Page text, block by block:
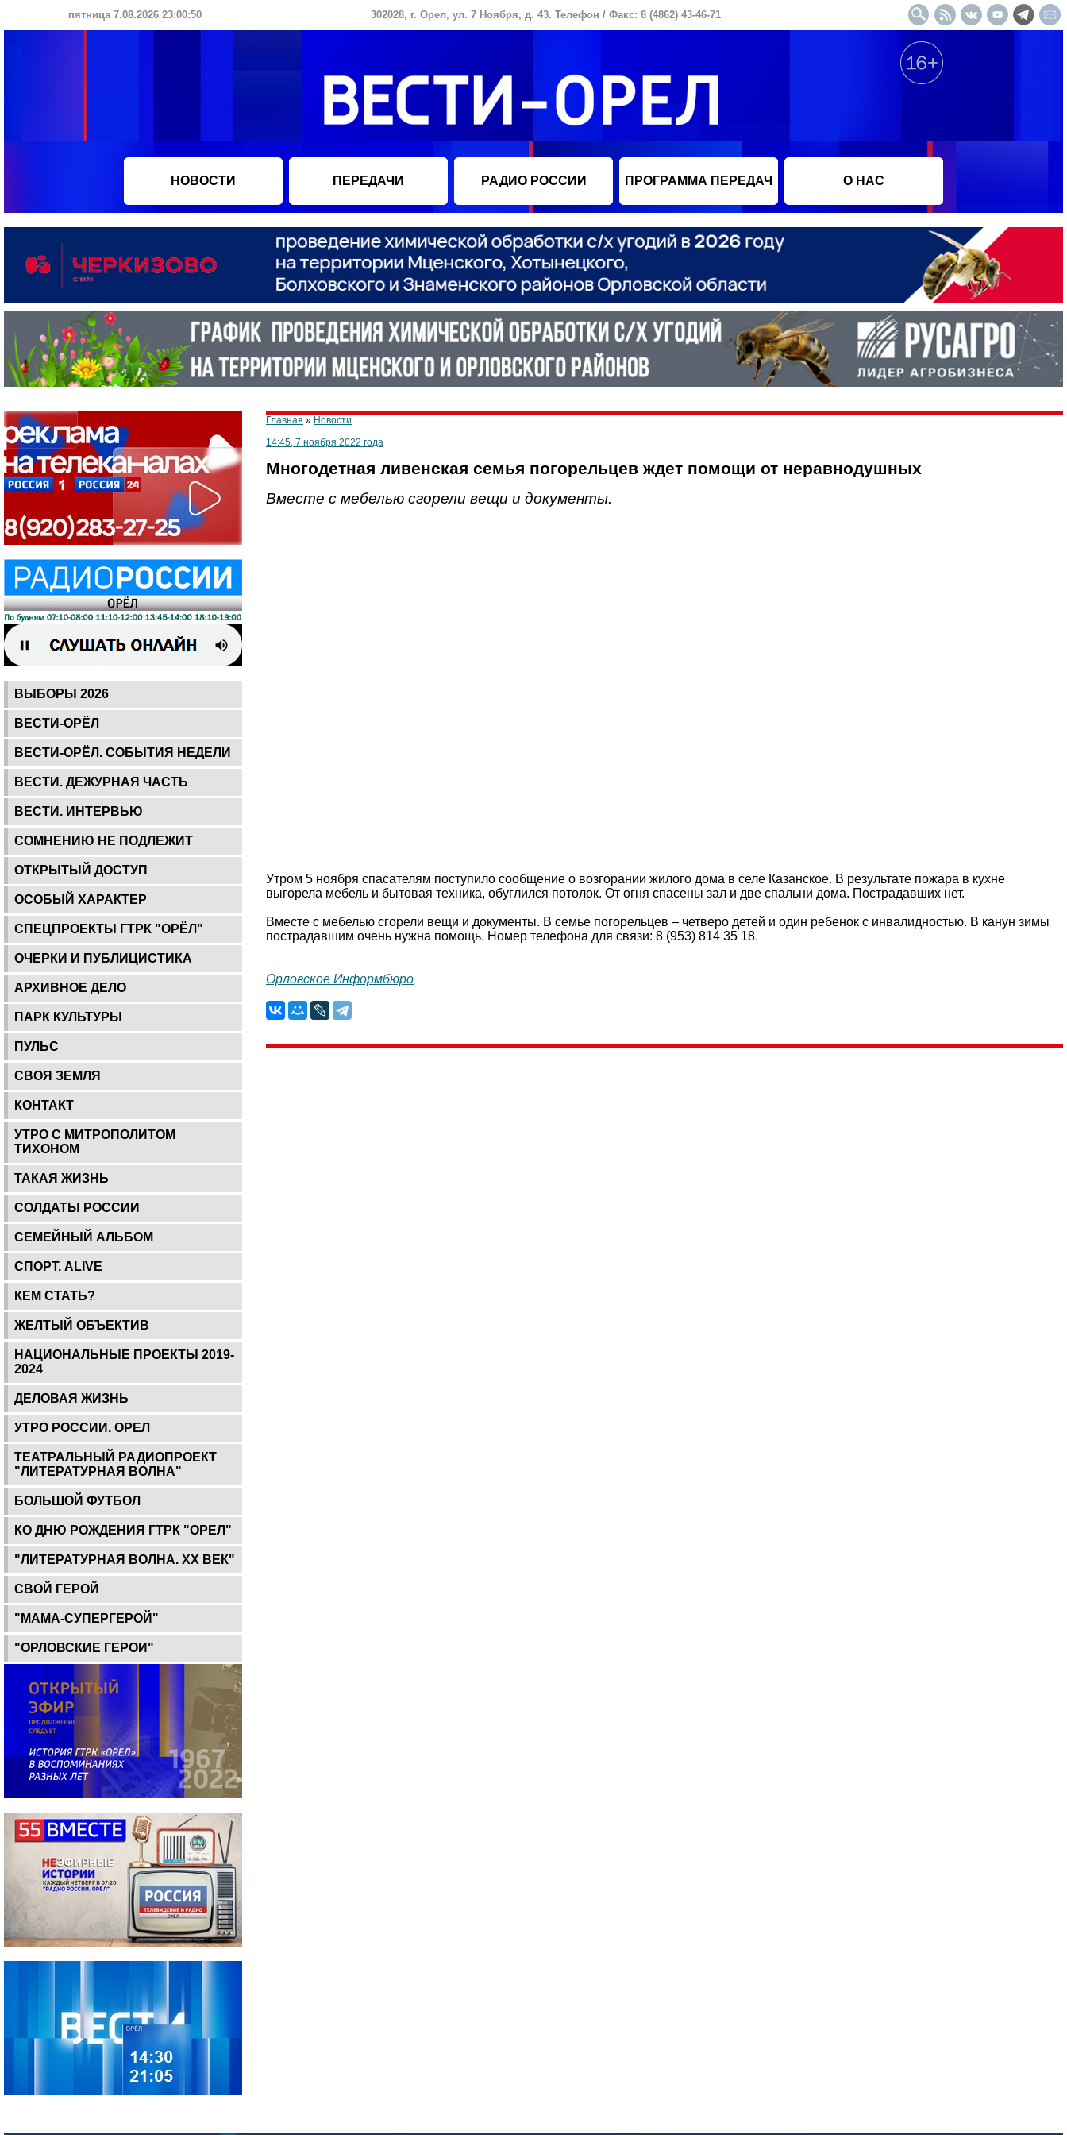
пятница 7.08.2026 23:00:51 302028, г. Орел, ул. 7 Ноября, д. 43. Телефон / Факс: 8 (4862) 43-46-71
НОВОСТИ ПЕРЕДАЧИ РАДИО РОССИИ ПРОГРАММА ПЕРЕДАЧ О НАС
ВЫБОРЫ 2026
ВЕСТИ-ОРЁЛ
ВЕСТИ-ОРЁЛ. СОБЫТИЯ НЕДЕЛИ
ВЕСТИ. ДЕЖУРНАЯ ЧАСТЬ
ВЕСТИ. ИНТЕРВЬЮ
СОМНЕНИЮ НЕ ПОДЛЕЖИТ
ОТКРЫТЫЙ ДОСТУП
ОСОБЫЙ ХАРАКТЕР
СПЕЦПРОЕКТЫ ГТРК "ОРЁЛ"
ОЧЕРКИ И ПУБЛИЦИСТИКА
АРХИВНОЕ ДЕЛО
ПАРК КУЛЬТУРЫ
ПУЛЬС
СВОЯ ЗЕМЛЯ
КОНТАКТ
УТРО С МИТРОПОЛИТОМ
ТИХОНОМ
ТАКАЯ ЖИЗНЬ
СОЛДАТЫ РОССИИ
СЕМЕЙНЫЙ АЛЬБОМ
СПОРТ. ALIVE
КЕМ СТАТЬ?
ЖЕЛТЫЙ ОБЪЕКТИВ
НАЦИОНАЛЬНЫЕ ПРОЕКТЫ 2019-
2024
ДЕЛОВАЯ ЖИЗНЬ
УТРО РОССИИ. ОРЕЛ
ТЕАТРАЛЬНЫЙ РАДИОПРОЕКТ
"ЛИТЕРАТУРНАЯ ВОЛНА"
БОЛЬШОЙ ФУТБОЛ
КО ДНЮ РОЖДЕНИЯ ГТРК "ОРЕЛ"
"ЛИТЕРАТУРНАЯ ВОЛНА. ХХ ВЕК"
СВОЙ ГЕРОЙ
"МАМА-СУПЕРГЕРОЙ"
"ОРЛОВСКИЕ ГЕРОИ"
Главная » Новости
14:45, 7 ноября 2022 года
Многодетная ливенская семья погорельцев ждет помощи от неравнодушных
Вместе с мебелью сгорели вещи и документы.
Утром 5 ноября спасателям поступило сообщение о возгорании жилого дома в селе Казанское. В результате пожара в кухне
выгорела мебель и бытовая техника, обуглился потолок. От огня спасены зал и две спальни дома. Пострадавших нет.
Вместе с мебелью сгорели вещи и документы. В семье погорельцев – четверо детей и один ребенок с инвалидностью. В канун зимы
пострадавшим очень нужна помощь. Номер телефона для связи: 8 (953) 814 35 18.
Орловское Информбюро